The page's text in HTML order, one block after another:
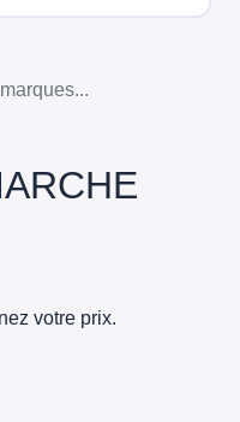
votre prix.